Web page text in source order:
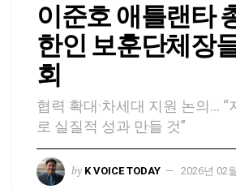
이준호 애틀랜타
한인 보훈단체장
회
협력 확대·차세대 지원 논의… “
로 실질적 성과 만들 것”
by K VOICE TODAY 2026년 02